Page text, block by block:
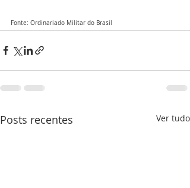
Fonte: Ordinariado Militar do Brasil
Posts recentes Ver tudo